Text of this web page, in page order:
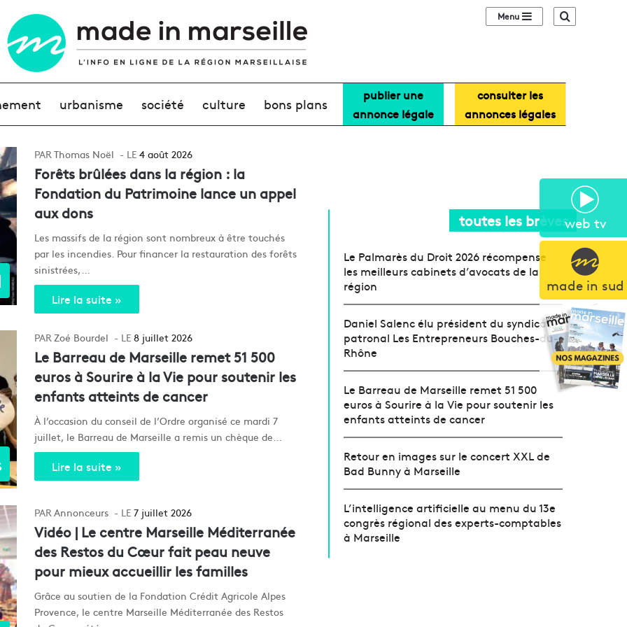
web tv
made in sud
Sidebar (barre
urbanisme société culture bons plans
publier une
annonce légale
consulter les
annonces légales
Thomas Noël 4 août 2026
Forêts brûlées dans la région : la
Fondation du Patrimoine lance un appel
aux dons
Les massifs de la région sont nombreux à être touchés
par les incendies. Pour financer la restauration des forêts
sinistrées,…
Lire la suite »
Zoé Bourdel 8 juillet 2026
Le Barreau de Marseille remet 51 500
euros à Sourire à la Vie pour soutenir les
enfants atteints de cancer
À l’occasion du conseil de l’Ordre organisé ce mardi 7
juillet, le Barreau de Marseille a remis un chèque de…
Lire la suite »
Annonceurs 7 juillet 2026
Vidéo | Le centre Marseille Méditerranée
des Restos du Cœur fait peau neuve
pour mieux accueillir les familles
Grâce au soutien de la Fondation Crédit Agricole Alpes
Provence, le centre Marseille Méditerranée des Restos
toutes les brèves
Le Palmarès du Droit 2026 récompense
les meilleurs cabinets d’avocats de la
région
Daniel Salenc élu président du syndicat
patronal Les Entrepreneurs Bouches-du-
Rhône
Le Barreau de Marseille remet 51 500
euros à Sourire à la Vie pour soutenir les
enfants atteints de cancer
Retour en images sur le concert XXL de
Bad Bunny à Marseille
L’intelligence artificielle au menu du 13e
congrès régional des experts-comptables
à Marseille